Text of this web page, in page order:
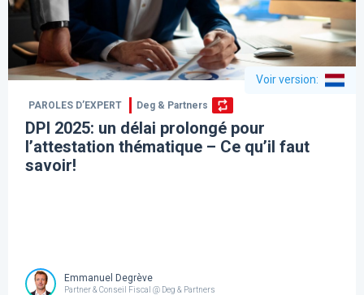
Voir version:
PAROLES D’EXPERT Deg & Partners
DPI 2025: un délai prolongé pour
l’attestation thématique – Ce qu’il faut
savoir!
Emmanuel Degrève
Partner & Conseil Fiscal @ Deg & Partners